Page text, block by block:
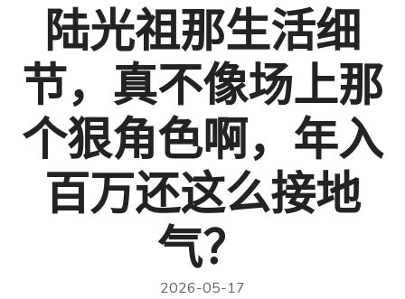
陆光祖那生活细
节，真不像场上那
个狠角色啊，年入
百万还这么接地
气？
2026-05-17